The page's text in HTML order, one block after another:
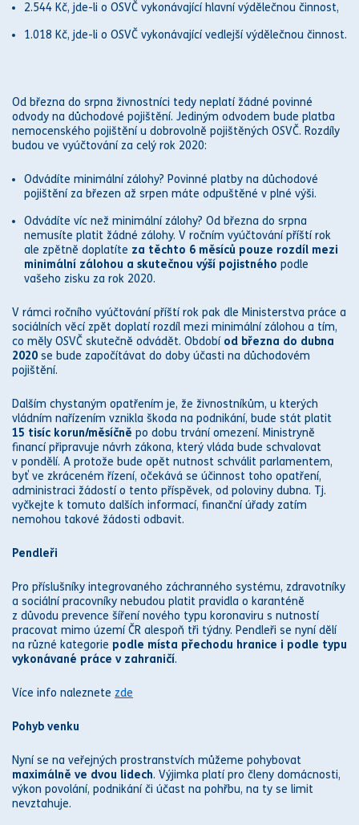
2.544 Kč, jde-li o OSVČ vykonávající hlavní výdělečnou činnost,
1.018 Kč, jde-li o OSVČ vykonávající vedlejší výdělečnou činnost.
Od března do srpna živnostníci tedy neplatí žádné povinné
odvody na důchodové pojištění. Jediným odvodem bude platba
nemocenského pojištění u dobrovolně pojištěných OSVČ. Rozdíly
budou ve vyúčtování za celý rok 2020:
Odvádíte minimální zálohy? Povinné platby na důchodové
pojištění za březen až srpen máte odpuštěné v plné výši.
Odvádíte víc než minimální zálohy? Od března do srpna
nemusíte platit žádné zálohy. V ročním vyúčtování příští rok
ale zpětně doplatíte za těchto 6 měsíců pouze rozdíl mezi
minimální zálohou a skutečnou výší pojistného podle
vašeho zisku za rok 2020.
V rámci ročního vyúčtování příští rok pak dle Ministerstva práce a
sociálních věcí zpět doplatí rozdíl mezi minimální zálohou a tím,
co měly OSVČ skutečně odvádět. Období od března do dubna
2020 se bude započítávat do doby účasti na důchodovém
pojištění.
Dalším chystaným opatřením je, že živnostníkům, u kterých
vládním nařízením vznikla škoda na podnikání, bude stát platit
15 tisíc korun/měsíčně po dobu trvání omezení. Ministryně
financí připravuje návrh zákona, který vláda bude schvalovat
v pondělí. A protože bude opět nutnost schválit parlamentem,
byť ve zkráceném řízení, očekává se účinnost toho opatření,
administraci žádostí o tento příspěvek, od poloviny dubna. Tj.
vyčkejte k tomuto dalších informací, finanční úřady zatím
nemohou takové žádosti odbavit.
Pendleři
Pro příslušníky integrovaného záchranného systému, zdravotníky
a sociální pracovníky nebudou platit pravidla o karanténě
z důvodu prevence šíření nového typu koronaviru s nutností
pracovat mimo území ČR alespoň tři týdny. Pendleři se nyní dělí
na různé kategorie podle místa přechodu hranice i podle typu
vykonávané práce v zahraničí.
Více info naleznete zde
Pohyb venku
Nyní se na veřejných prostranstvích můžeme pohybovat
maximálně ve dvou lidech. Výjimka platí pro členy domácnosti,
výkon povolání, podnikání či účast na pohřbu, na ty se limit
nevztahuje.